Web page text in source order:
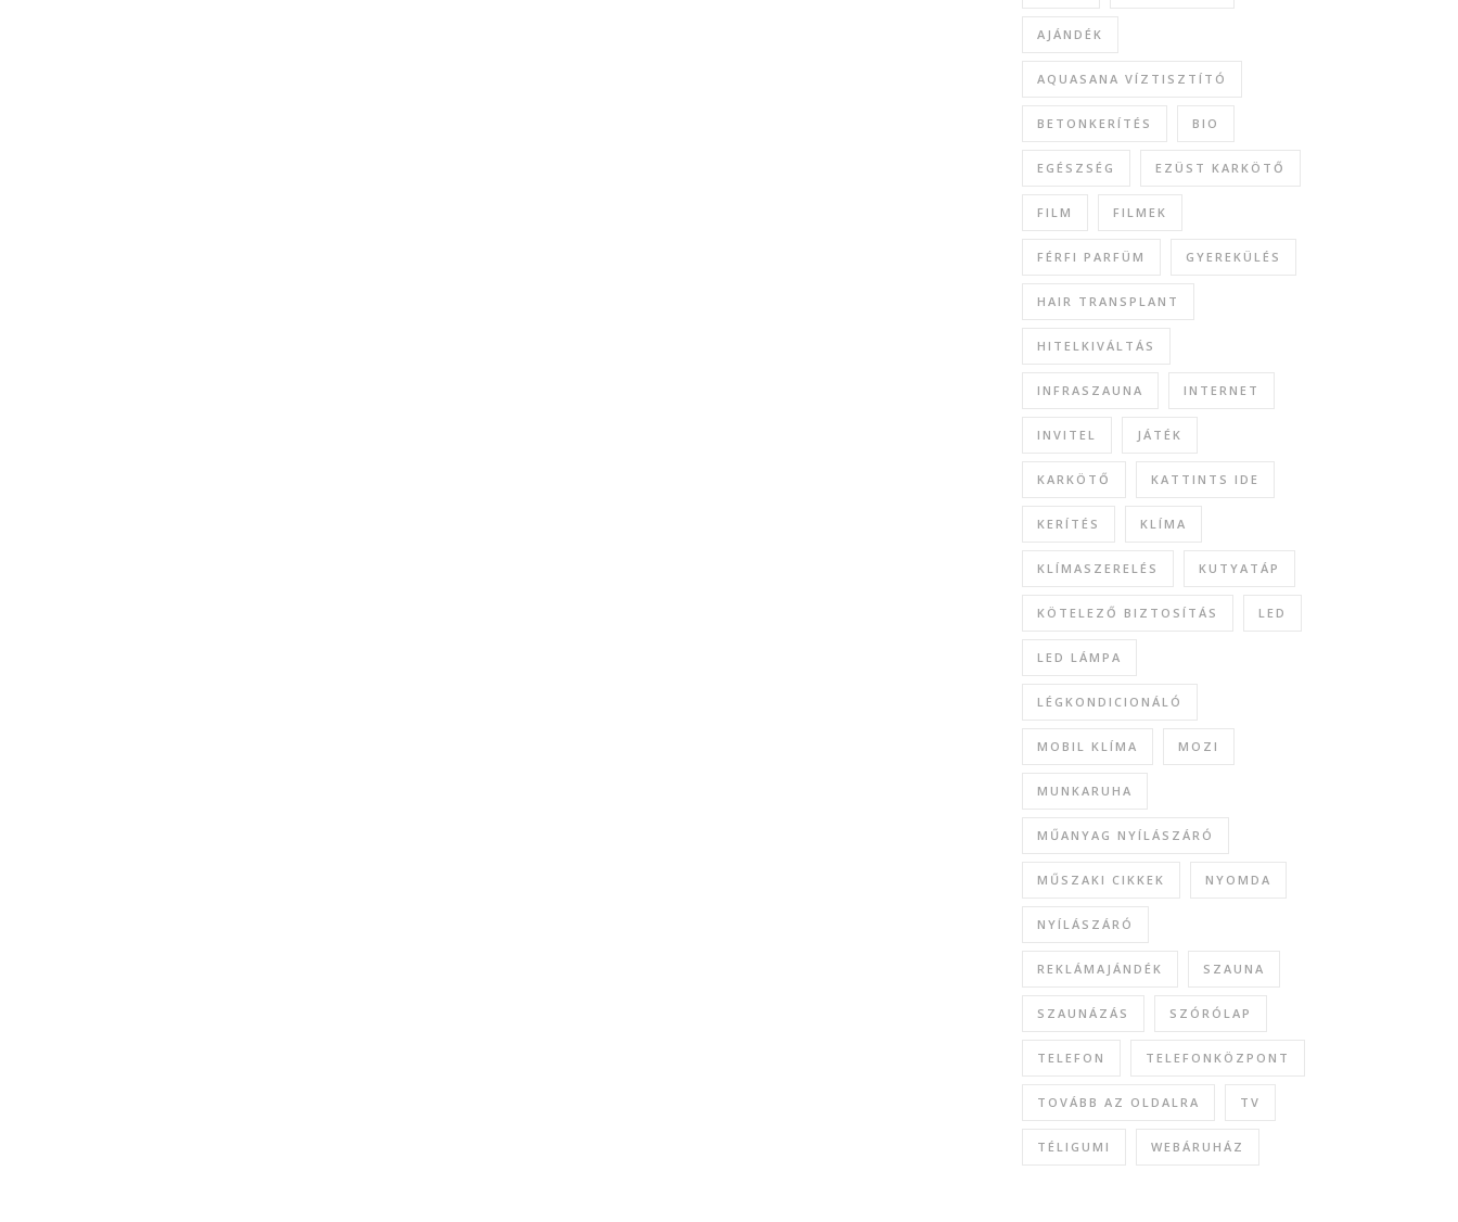
AJÁNDÉK
AQUASANA VÍZTISZTÍTÓ
BETONKERÍTÉS BIO
EGÉSZSÉG EZÜST KARKÖTŐ
FILM FILMEK
FÉRFI PARFÜM GYEREKÜLÉS
HAIR TRANSPLANT
HITELKIVÁLTÁS
INFRASZAUNA INTERNET
INVITEL JÁTÉK
KARKÖTŐ KATTINTS IDE
KERÍTÉS KLÍMA
KLÍMASZERELÉS KUTYATÁP
KÖTELEZŐ BIZTOSÍTÁS LED
LED LÁMPA
LÉGKONDICIONÁLÓ
MOBIL KLÍMA MOZI
MUNKARUHA
MŰANYAG NYÍLÁSZÁRÓ
MŰSZAKI CIKKEK NYOMDA
NYÍLÁSZÁRÓ
REKLÁMAJÁNDÉK SZAUNA
SZAUNÁZÁS SZÓRÓLAP
TELEFON TELEFONKÖZPONT
TOVÁBB AZ OLDALRA TV
TÉLIGUMI WEBÁRUHÁZ